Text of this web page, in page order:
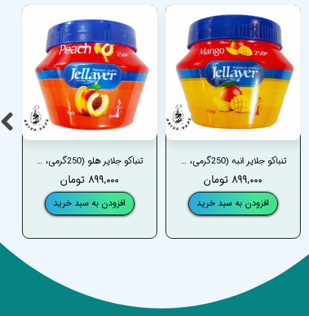
تنباکو جلایر هلو (250گرمی، سطلی) _ JELLAYER PEACH TOBACCO
۸۹۹,۰۰۰ تومان
افزودن به سبد خرید
تنباکو جلایر انبه (250گرمی، سطلی) _ JELLAYER MANGO TOBACCO
۸۹۹,۰۰۰ تومان
افزودن به سبد خرید